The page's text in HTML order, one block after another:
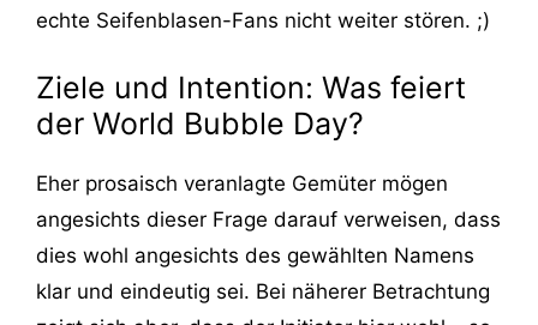
echte Seifenblasen-Fans nicht weiter stören. ;)
Ziele und Intention: Was feiert
der World Bubble Day?
Eher prosaisch veranlagte Gemüter mögen
angesichts dieser Frage darauf verweisen, dass
dies wohl angesichts des gewählten Namens
klar und eindeutig sei. Bei näherer Betrachtung